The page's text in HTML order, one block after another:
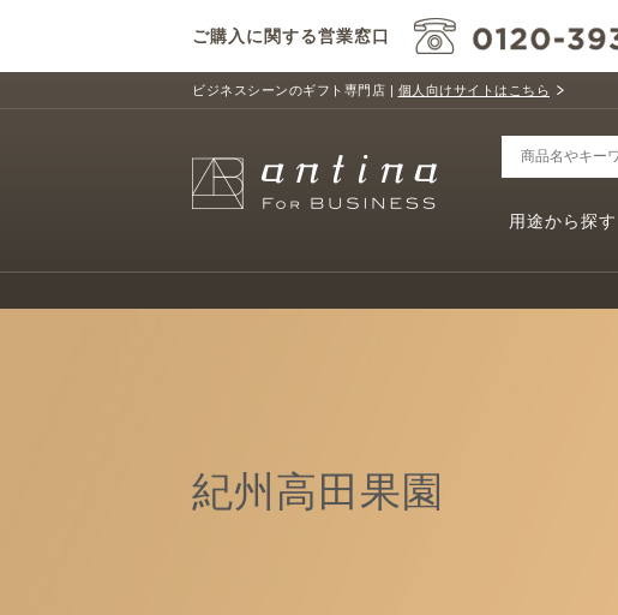
ご購入に関する営業窓口
ビジネスシーンのギフト専門店 | 個人向けサイトはこちら
用途から探す
紀州高田果園